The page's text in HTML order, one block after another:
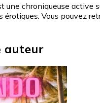
une chroniqueuse
érotiques. Vous pouvez
auteur